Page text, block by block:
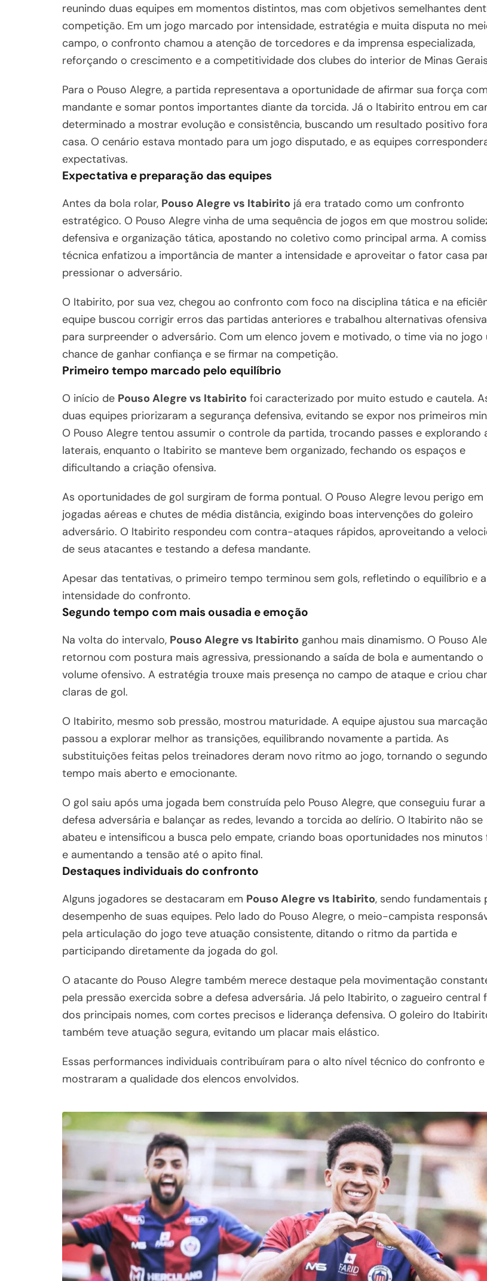
reunindo duas equipes em momentos distintos, mas com objetivos semelhantes
competição. Em um jogo marcado por intensidade, estratégia e muita disputa no
campo, o confronto chamou a atenção de torcedores e da imprensa especializada,
reforçando o crescimento e a competitividade dos clubes do interior de Minas
Para o Pouso Alegre, a partida representava a oportunidade de afirmar sua força
mandante e somar pontos importantes diante da torcida. Já o Itabirito entrou em
determinado a mostrar evolução e consistência, buscando um resultado positivo
casa. O cenário estava montado para um jogo disputado, e as equipes
expectativas.
Expectativa e preparação das equipes
Antes da bola rolar, Pouso Alegre vs Itabirito já era tratado como um confronto
estratégico. O Pouso Alegre vinha de uma sequência de jogos em que mostrou
defensiva e organização tática, apostando no coletivo como principal arma. A
técnica enfatizou a importância de manter a intensidade e aproveitar o fator casa
pressionar o adversário.
O Itabirito, por sua vez, chegou ao confronto com foco na disciplina tática e na
equipe buscou corrigir erros das partidas anteriores e trabalhou alternativas
para surpreender o adversário. Com um elenco jovem e motivado, o time via no jogo
chance de ganhar confiança e se firmar na competição.
Primeiro tempo marcado pelo equilíbrio
O início de Pouso Alegre vs Itabirito foi caracterizado por muito estudo e cautela.
duas equipes priorizaram a segurança defensiva, evitando se expor nos primeiros
O Pouso Alegre tentou assumir o controle da partida, trocando passes e explorando
laterais, enquanto o Itabirito se manteve bem organizado, fechando os espaços e
dificultando a criação ofensiva.
As oportunidades de gol surgiram de forma pontual. O Pouso Alegre levou perigo em
jogadas aéreas e chutes de média distância, exigindo boas intervenções do goleiro
adversário. O Itabirito respondeu com contra-ataques rápidos, aproveitando a
de seus atacantes e testando a defesa mandante.
Apesar das tentativas, o primeiro tempo terminou sem gols, refletindo o equilíbrio e a
intensidade do confronto.
Segundo tempo com mais ousadia e emoção
Na volta do intervalo, Pouso Alegre vs Itabirito ganhou mais dinamismo. O Pouso
retornou com postura mais agressiva, pressionando a saída de bola e aumentando o
volume ofensivo. A estratégia trouxe mais presença no campo de ataque e criou
claras de gol.
O Itabirito, mesmo sob pressão, mostrou maturidade. A equipe ajustou sua
passou a explorar melhor as transições, equilibrando novamente a partida. As
substituições feitas pelos treinadores deram novo ritmo ao jogo, tornando o segundo
tempo mais aberto e emocionante.
O gol saiu após uma jogada bem construída pelo Pouso Alegre, que conseguiu furar a
defesa adversária e balançar as redes, levando a torcida ao delírio. O Itabirito não se
abateu e intensificou a busca pelo empate, criando boas oportunidades nos minutos
e aumentando a tensão até o apito final.
Destaques individuais do confronto
Alguns jogadores se destacaram em Pouso Alegre vs Itabirito, sendo fundamentais
desempenho de suas equipes. Pelo lado do Pouso Alegre, o meio-campista
pela articulação do jogo teve atuação consistente, ditando o ritmo da partida e
participando diretamente da jogada do gol.
O atacante do Pouso Alegre também merece destaque pela movimentação
pela pressão exercida sobre a defesa adversária. Já pelo Itabirito, o zagueiro central
dos principais nomes, com cortes precisos e liderança defensiva. O goleiro do
também teve atuação segura, evitando um placar mais elástico.
Essas performances individuais contribuíram para o alto nível técnico do confronto e
mostraram a qualidade dos elencos envolvidos.